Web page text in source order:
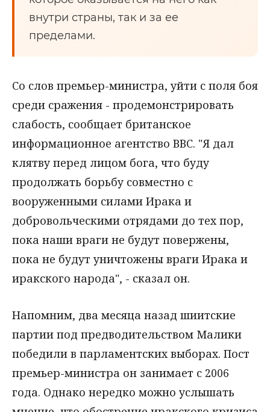
внутри страны, так и за ее
пределами.
Со слов премьер-министра, уйти с поля боя
среди сражения - продемонстрировать
слабость, сообщает британское
информационное агентство ВВС. "Я дал
клятву перед лицом бога, что буду
продолжать борьбу совместно с
вооруженными силами Ирака и
добровольческими отрядами до тех пор,
пока наши враги не будут повержены,
пока не будут уничтожены враги Ирака и
иракского народа", - сказал он.
Напомним, два месяца назад шиитские
партии под предводительством Малики
победили в парламентских выборах. Пост
премьер-министра он занимает с 2006
года. Однако нередко можно услышать